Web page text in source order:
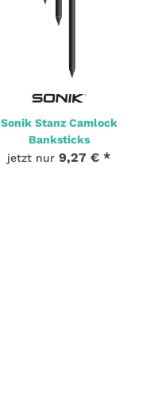
Sonik Stanz Camlock
Banksticks
jetzt nur 9,27 € *